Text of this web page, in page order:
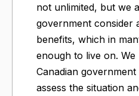
not unlimited, but we
government consider
benefits, which in
enough to live on.
Canadian
assess the situation